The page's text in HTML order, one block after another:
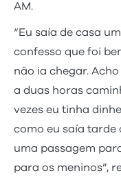
AM.
“Eu saía de casa
confesso que foi
não ia chegar.
a duas horas
vezes eu tinha
como eu saía tarde
uma passagem
para os meninos”,